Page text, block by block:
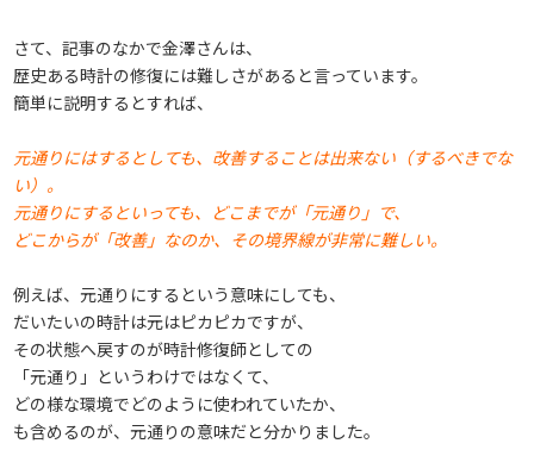
さて、記事のなかで金澤さんは、
歴史ある時計の修復には難しさがあると言っています。
簡単に説明するとすれば、
元通りにはするとしても、改善することは出来ない（するべきでな
い）。
元通りにするといっても、どこまでが「元通り」で、
どこからが「改善」なのか、その境界線が非常に難しい。
例えば、元通りにするという意味にしても、
だいたいの時計は元はピカピカですが、
その状態へ戻すのが時計修復師としての
「元通り」というわけではなくて、
どの様な環境でどのように使われていたか、
も含めるのが、元通りの意味だと分かりました。